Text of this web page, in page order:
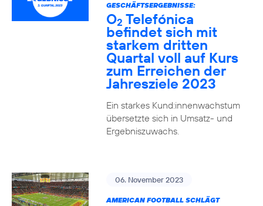
GESCHÄFTSERGEBNISSE:
O2 Telefónica
befindet sich mit
starkem dritten
Quartal voll auf Kurs
zum Erreichen der
Jahresziele 2023
Ein starkes Kund:innenwachstum
übersetzte sich in Umsatz- und
Ergebniszuwachs.
06. November 2023
AMERICAN FOOTBALL SCHLÄGT